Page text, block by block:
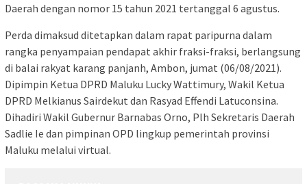
Daerah dengan nomor 15 tahun 2021 tertanggal 6 agustus.
Perda dimaksud ditetapkan dalam rapat paripurna dalam
rangka penyampaian pendapat akhir fraksi-fraksi, berlangsung
di balai rakyat karang panjanh, Ambon, jumat (06/08/2021).
Dipimpin Ketua DPRD Maluku Lucky Wattimury, Wakil Ketua
DPRD Melkianus Sairdekut dan Rasyad Effendi Latuconsina.
Dihadiri Wakil Gubernur Barnabas Orno, Plh Sekretaris Daerah
Sadlie Ie dan pimpinan OPD lingkup pemerintah provinsi
Maluku melalui virtual.